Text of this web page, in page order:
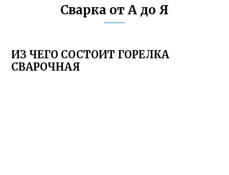
Сварка от А до Я
ИЗ ЧЕГО СОСТОИТ ГОРЕЛКА
СВАРОЧНАЯ